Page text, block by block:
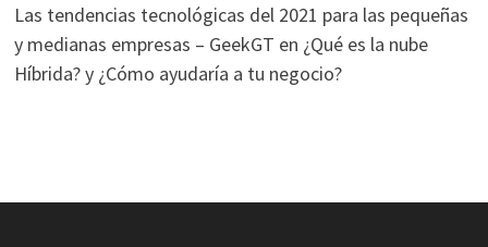
Las tendencias tecnológicas del 2021 para las pequeñas
y medianas empresas – GeekGT en ¿Qué es la nube
Híbrida? y ¿Cómo ayudaría a tu negocio?